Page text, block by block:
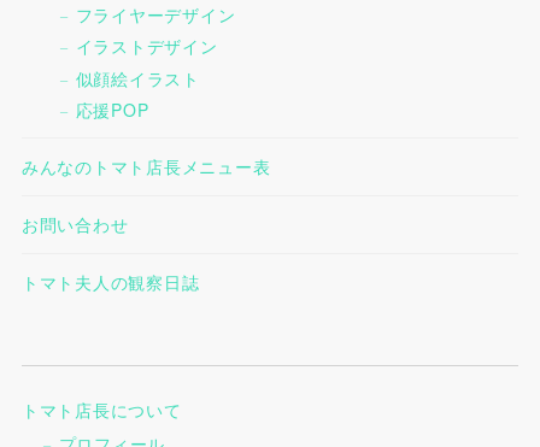
フライヤーデザイン
イラストデザイン
似顔絵イラスト
応援POP
みんなのトマト店長メニュー表
お問い合わせ
トマト夫人の観察日誌
トマト店長について